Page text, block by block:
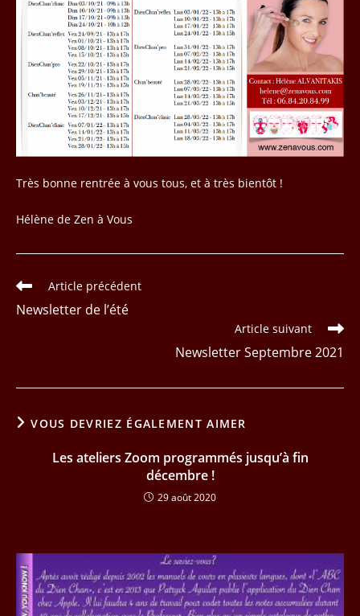
Très bonne rentrée à vous tous, et à très bientôt !
Hélène de Zen à Vous
Read
articles
Article précédent
Newsletter de l’été
Article suivant
Newsletter Septembre 2021
VOUS DEVRIEZ ÉGALEMENT AIMER
Les ateliers Zoom programmés jusqu’à fin
décembre !
29 août 2020